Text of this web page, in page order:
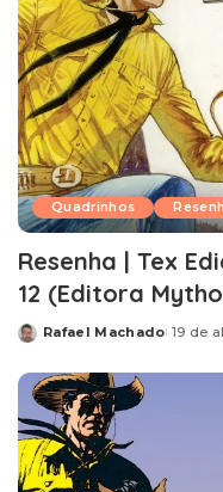
Quadrinhos
Resenha | Tex
12 (Editora
Posted
Rafael Machado 19 de